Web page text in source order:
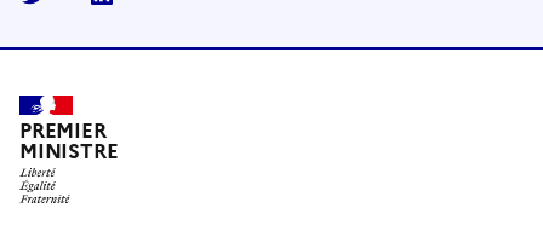
PREMIER
MINISTRE